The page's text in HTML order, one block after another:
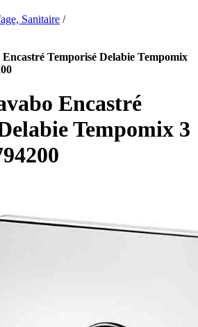
Sanitaire /
Temporisé Delabie Tempomix
Encastré
Tempomix 3